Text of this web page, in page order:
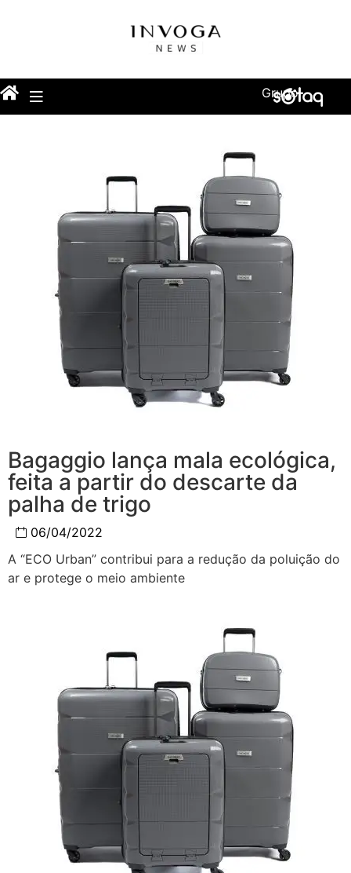
Grupo
Bagaggio lança mala ecológica,
feita a partir do descarte da
palha de trigo
06/04/2022
A “ECO Urban” contribui para a redução da poluição do
ar e protege o meio ambiente